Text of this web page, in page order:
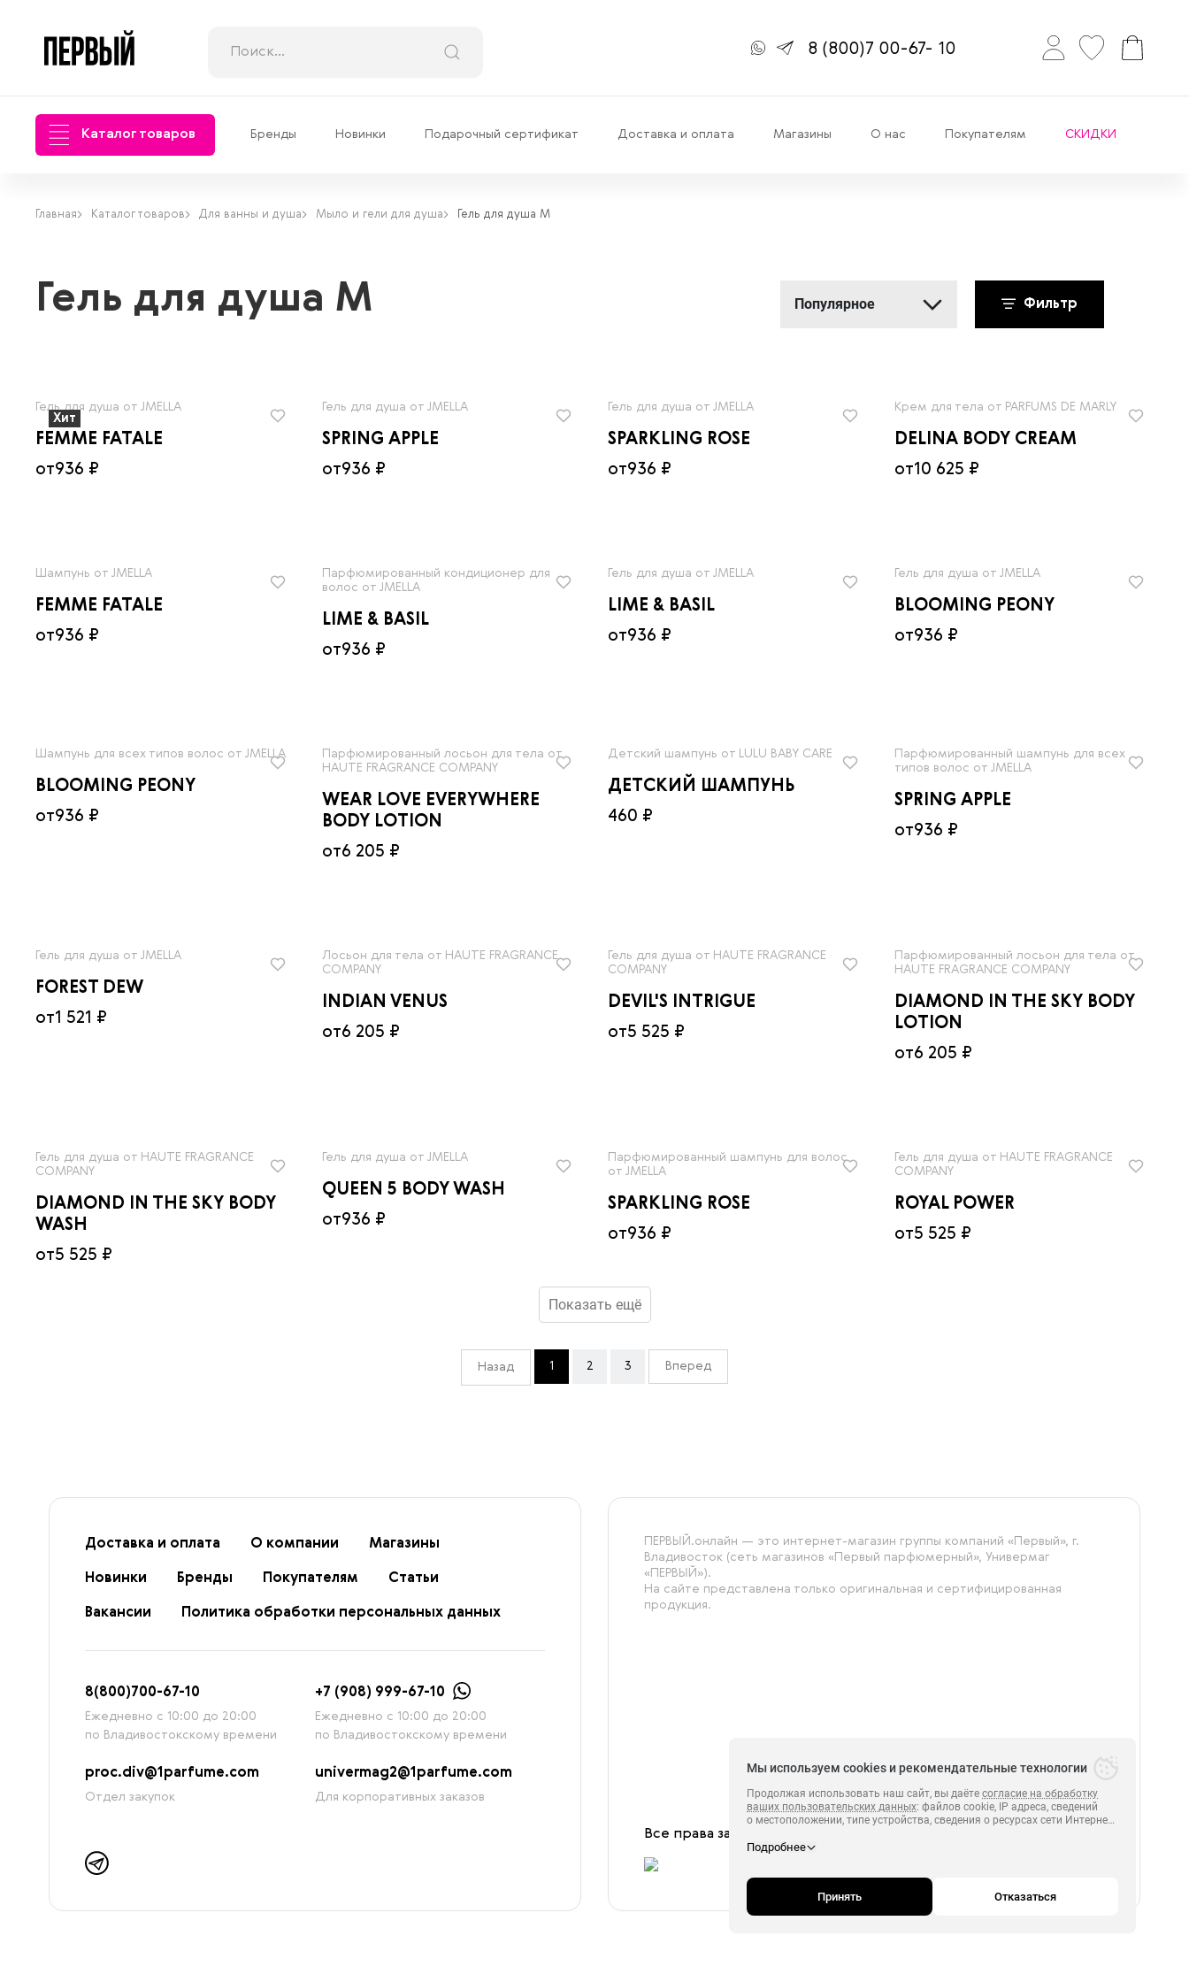
8(800)7 00-67- 10
Каталог товаров Бренды Новинки Подарочный сертификат Доставка и оплата Магазины О нас Покупателям СКИДКИ
Главная Каталог товаров Для ванны и душа Мыло и гели для душа Гель для душа М
Гель для душа М Популярное
Сначала дешевле
Сначала дороже
Фильтр
Хит
Гель для душа от JMELLA
FEMME FATALE
от936 ₽
Гель для душа от JMELLA
SPRING APPLE
от936 ₽
Гель для душа от JMELLA
SPARKLING ROSE
от936 ₽
Крем для тела от PARFUMS DE MARLY
DELINA BODY CREAM
от10 625 ₽
Шампунь от JMELLA
FEMME FATALE
от936 ₽
Парфюмированный кондиционер для
волос от JMELLA
LIME & BASIL
от936 ₽
Гель для душа от JMELLA
LIME & BASIL
от936 ₽
Гель для душа от JMELLA
BLOOMING PEONY
от936 ₽
Шампунь для всех типов волос от JMELLA
BLOOMING PEONY
от936 ₽
Парфюмированный лосьон для тела от
HAUTE FRAGRANCE COMPANY
WEAR LOVE EVERYWHERE
BODY LOTION
от6 205 ₽
Детский шампунь от LULU BABY CARE
ДЕТСКИЙ ШАМПУНЬ
460 ₽
Парфюмированный шампунь для всех
типов волос от JMELLA
SPRING APPLE
от936 ₽
Гель для душа от JMELLA
FOREST DEW
от1 521 ₽
Лосьон для тела от HAUTE FRAGRANCE
COMPANY
INDIAN VENUS
от6 205 ₽
Гель для душа от HAUTE FRAGRANCE
COMPANY
DEVIL'S INTRIGUE
от5 525 ₽
Парфюмированный лосьон для тела от
HAUTE FRAGRANCE COMPANY
DIAMOND IN THE SKY BODY
LOTION
от6 205 ₽
Гель для душа от HAUTE FRAGRANCE
COMPANY
DIAMOND IN THE SKY BODY
WASH
от5 525 ₽
Гель для душа от JMELLA
QUEEN 5 BODY WASH
от936 ₽
Парфюмированный шампунь для волос
от JMELLA
SPARKLING ROSE
от936 ₽
Гель для душа от HAUTE FRAGRANCE
COMPANY
ROYAL POWER
от5 525 ₽
Показать ещё
Назад 1 2 3 Вперед
Доставка и оплата О компании Магазины
Новинки Бренды Покупателям Статьи
Вакансии Политика обработки персональных данных
8(800)700-67-10
Ежедневно с 10:00 до 20:00
по Владивостокскому времени
+7 (908) 999-67-10
Ежедневно с 10:00 до 20:00
по Владивостокскому времени
proc.div@1parfume.com
Отдел закупок
univermag2@1parfume.com
Для корпоративных заказов
ПЕРВЫЙ.онлайн — это интернет-магазин группы компаний «‎Первый», г.
Владивосток (сеть магазинов «Первый парфюмерный», Универмаг
«ПЕРВЫЙ»).
На сайте представлена только оригинальная и сертифицированная
продукция.
Все права защищены.
Мы используем cookies и рекомендательные технологии
Продолжая использовать наш сайт, вы даёте согласие на обработку
ваших пользовательских данных: файлов cookie, IP адреса, сведений
о местоположении, типе устройства, сведения о ресурсах сети Интернет,
сервиса Яндекс.Метрика. Если вы не хотите, чтобы ваши данные
обрабатывались, пожалуйста, ограничьте использование файлов cookie
в своём браузере.
Подробнее
Принять Отказаться